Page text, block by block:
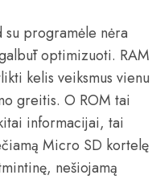
programėle nėra
optimizuoti. RAM
kelis veiksmus vienu
greitis. O ROM tai
informacijai, tai
Micro SD kortelę
nešiojamą